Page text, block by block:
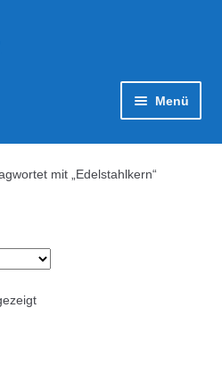
Menü
mit „Edelstahlkern“